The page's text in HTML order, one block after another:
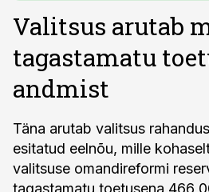
Valitsus arutab
tagastamatu
andmist
Täna arutab valitsus
esitatud eelnõu, mille
valitsuse omandireformi
tagastamatu toetusena 466